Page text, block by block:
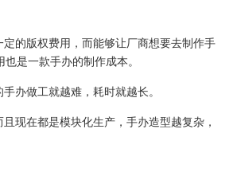
的版权费用，而能够让厂商想要去制作手
是一款手办的制作成本。
办做工就越难，耗时就越长。
现在都是模块化生产，手办造型越复杂，